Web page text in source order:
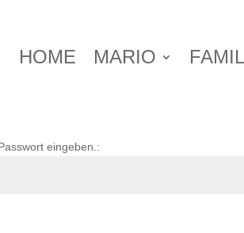
HOME MARIO
eingeben.: